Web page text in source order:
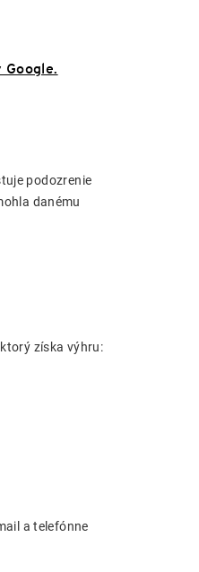
podozrenie
danému
získa výhru:
a telefónne